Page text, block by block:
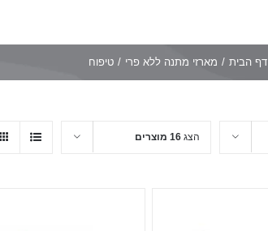
דף הבית / מארזי מתנה ללא פרי / טיפוח
הצג16 מוצרים